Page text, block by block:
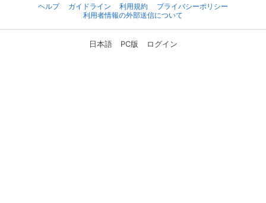
ヘルプ
ガイドライン 利用規約
プライバシーポリシー
利用者情報の外部送信について
日本語 PC版 ログイン